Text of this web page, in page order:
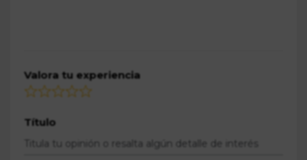
Valora tu experiencia
Título